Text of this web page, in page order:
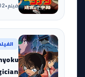
فيلم•